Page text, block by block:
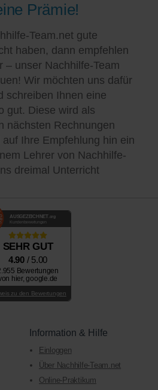
Prämie!
Team.net gute
haben, dann empfehlen
– unser Nachhilfe-Team
Wir möchten uns dafür
schreiben Ihnen eine
gut. Diese wird als
nächsten Rechnungen
Ihre Empfehlung hin ein
Lehrer von Nachhilfe-
dreimal Unterricht
AUSGEZEICHNET .org
Kundenbewertungen
SEHR GUT
4.90 / 5.00
Bewertungen
hier, google.de
zu den Bewertungen
Information & Hilfe
Einloggen
Über Nachhilfe-Team.net
Online-Praktikum